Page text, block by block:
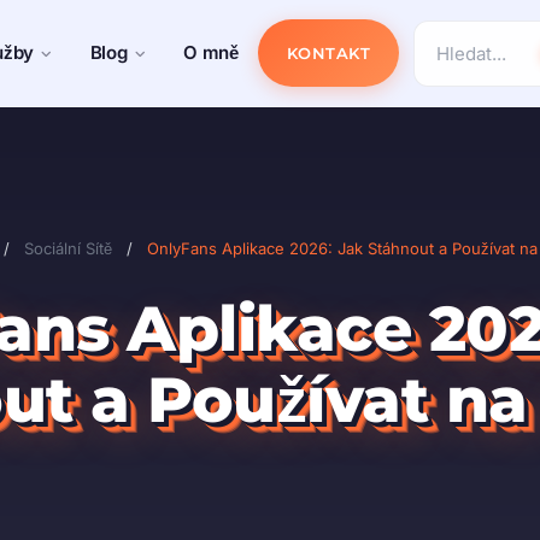
Blog O mně KONTAKT
/ Sociální Sítě / OnlyFans Aplikace 2026: Jak Stáhnout a Používat
Aplikace
a Používat